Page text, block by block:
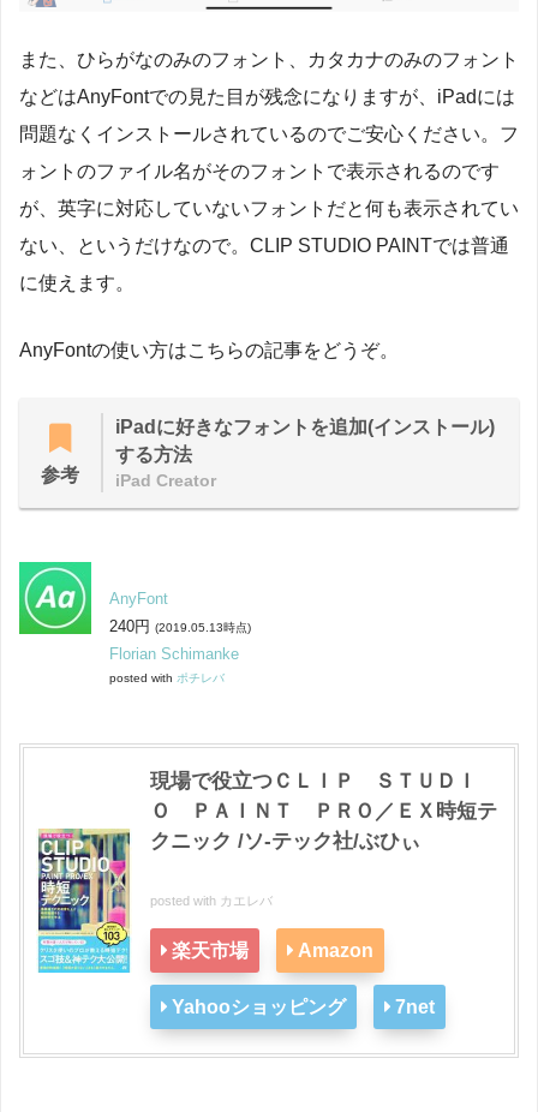
また、ひらがなのみのフォント、カタカナのみのフォント
などはAnyFontでの見た目が残念になりますが、iPadには
問題なくインストールされているのでご安心ください。フ
ォントのファイル名がそのフォントで表示されるのです
が、英字に対応していないフォントだと何も表示されてい
ない、というだけなので。CLIP STUDIO PAINTでは普通
に使えます。
AnyFontの使い方はこちらの記事をどうぞ。
参考
iPadに好きなフォントを追加(インストール)
する方法
iPad Creator
AnyFont
240円 (2019.05.13時点)
Florian Schimanke
posted with ポチレバ
現場で役立つＣＬＩＰ ＳＴＵＤＩ
Ｏ ＰＡＩＮＴ ＰＲＯ／ＥＸ時短テ
クニック /ソ-テック社/ぶひぃ
posted with カエレバ
楽天市場 Amazon
Yahooショッピング 7net